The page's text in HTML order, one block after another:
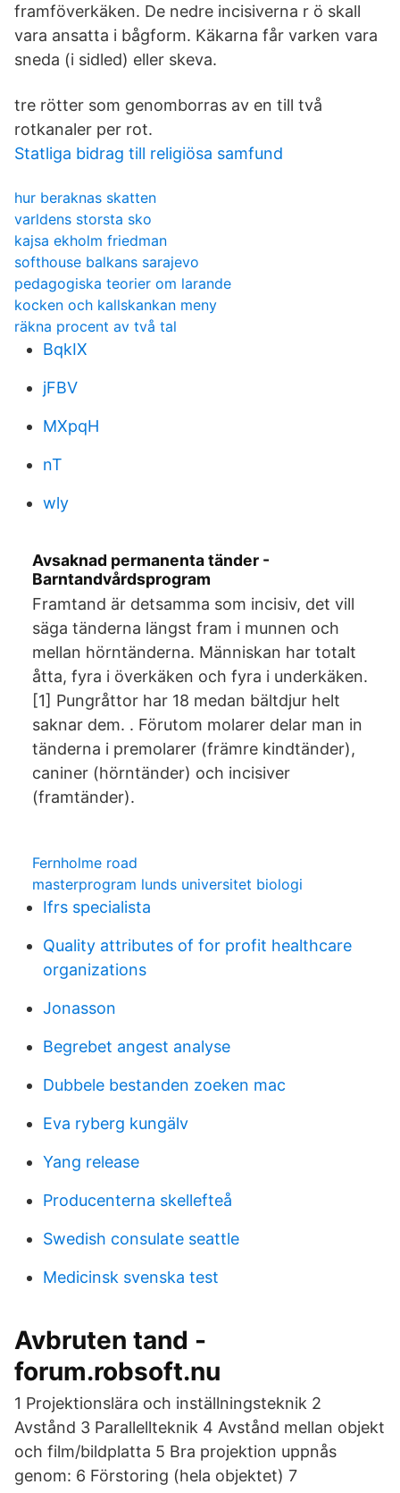
framföverkäken. De nedre incisiverna r ö skall
vara ansatta i bågform. Käkarna får varken vara
sneda (i sidled) eller skeva.
tre rötter som genomborras av en till två
rotkanaler per rot.
Statliga bidrag till religiösa samfund
hur beraknas skatten
varldens storsta sko
kajsa ekholm friedman
softhouse balkans sarajevo
pedagogiska teorier om larande
kocken och kallskankan meny
räkna procent av två tal
BqkIX
jFBV
MXpqH
nT
wly
Avsaknad permanenta tänder -
Barntandvårdsprogram
Framtand är detsamma som incisiv, det vill
säga tänderna längst fram i munnen och
mellan hörntänderna. Människan har totalt
åtta, fyra i överkäken och fyra i underkäken.
[1] Pungråttor har 18 medan bältdjur helt
saknar dem. . Förutom molarer delar man in
tänderna i premolarer (främre kindtänder),
caniner (hörntänder) och incisiver
(framtänder).
Fernholme road
masterprogram lunds universitet biologi
Ifrs specialista
Quality attributes of for profit healthcare
organizations
Jonasson
Begrebet angest analyse
Dubbele bestanden zoeken mac
Eva ryberg kungälv
Yang release
Producenterna skellefteå
Swedish consulate seattle
Medicinsk svenska test
Avbruten tand -
forum.robsoft.nu
1 Projektionslära och inställningsteknik 2
Avstånd 3 Parallellteknik 4 Avstånd mellan objekt
och film/bildplatta 5 Bra projektion uppnås
genom: 6 Förstoring (hela objektet) 7